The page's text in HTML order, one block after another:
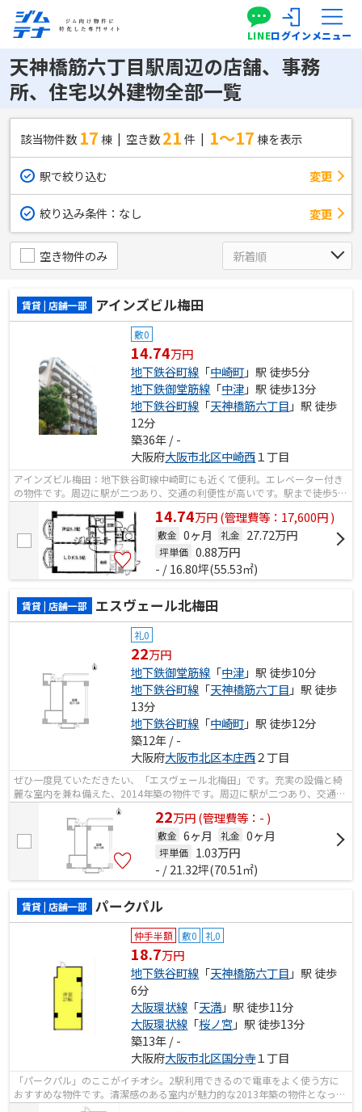
LINEログインメニュー
天神橋筋六丁目駅周辺の店舗、事務
所、住宅以外建物全部一覧
該当物件数 17棟 空き数 21件 1～17棟を表示
駅で絞り込む 変更
絞り込み条件： なし 変更
空き物件のみ
賃貸 | 店舗一部 アインズビル梅田
敷0
14.74万円
地下鉄谷町線 「中崎町」駅 徒歩5分
地下鉄御堂筋線 「中津」駅 徒歩13分
地下鉄谷町線 「天神橋筋六丁目 」駅 徒歩
12分
築36年 / -
大阪府大阪市北区中崎西１丁目
アインズビル梅田：地下鉄谷町線中崎町にも近くて便利。エレベーター付き
の物件です。周辺に駅が二つあり、交通の利便性が高いです。駅まで徒歩5分
の立地が魅力的な、利便性の高い物件...
14.74万円(管理費等：17,600円 )
敷金 0ヶ月 礼金 27.72万円
坪単価 0.88万円
- / 16.80坪(55.53㎡)
賃貸 | 店舗一部 エスヴェール北梅田
礼0
22万円
地下鉄御堂筋線 「中津」駅 徒歩10分
地下鉄谷町線 「天神橋筋六丁目 」駅 徒歩
13分
地下鉄谷町線 「中崎町」駅 徒歩12分
築12年 / -
大阪府大阪市北区本庄西２丁目
ぜひ一度見ていただきたい、「エスヴェール北梅田」です。充実の設備と綺
麗な室内を兼ね備えた、2014年築の物件です。周辺に駅が二つあり、交通の
利便性が高いです。こちらはエレベー...
22万円(管理費等：- )
敷金 6ヶ月 礼金 0ヶ月
坪単価 1.03万円
- / 21.32坪(70.51㎡)
賃貸 | 店舗一部 パークパル
仲手半額 敷0 礼0
18.7万円
地下鉄谷町線 「天神橋筋六丁目 」駅 徒歩
6分
大阪環状線 「天満」駅 徒歩11分
大阪環状線 「桜ノ宮 」駅 徒歩13分
築13年 / -
大阪府大阪市北区国分寺１丁目
「パークパル」のここがイチオシ。2駅利用できるので電車をよく使う方に
おすすめな物件です。清潔感のある室内が魅力的な2013年築の物件となって
おり、一押しです。根強いニーズを誇る...